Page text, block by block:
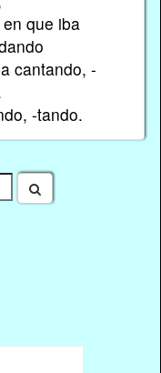
que iba
cantando, -
-tando.